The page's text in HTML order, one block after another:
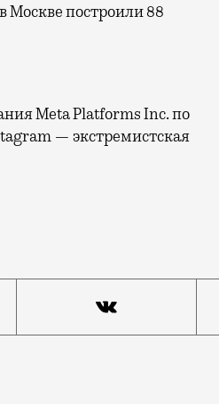
Москве построили 88
Meta Platforms Inc. по
— экстремистская